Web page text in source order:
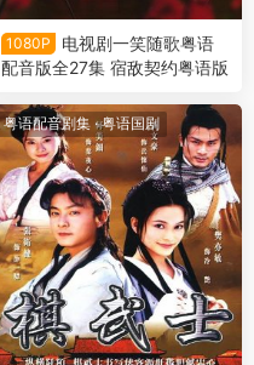
1080P
电视剧一笑随歌粤语
配音版全27集 宿敌契约粤语版
粤语配音剧集 ·粤语国剧